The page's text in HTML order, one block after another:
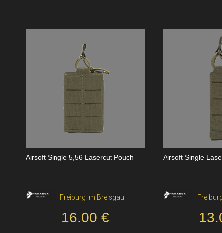
Airsoft Single 5,56 Lasercut Pouch
Freiburg im Breisgau
16.00 €
Airsoft Single